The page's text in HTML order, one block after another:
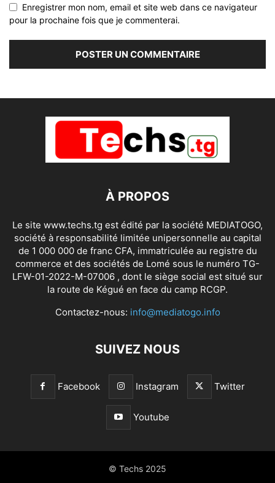
Enregistrer mon nom, email et site web dans ce navigateur
pour la prochaine fois que je commenterai.
À PROPOS
Le site www.techs.tg est édité par la société MEDIATOGO,
société à responsabilité limitée unipersonnelle au capital
de 1 000 000 de franc CFA, immatriculée au registre du
commerce et des sociétés de Lomé sous le numéro TG-
LFW-01-2022-M-07006 , dont le siège social est situé sur
la route de Kégué en face du camp RCGP.
Contactez-nous: info@mediatogo.info
SUIVEZ NOUS
Facebook Instagram Twitter
Youtube
© Techs 2025